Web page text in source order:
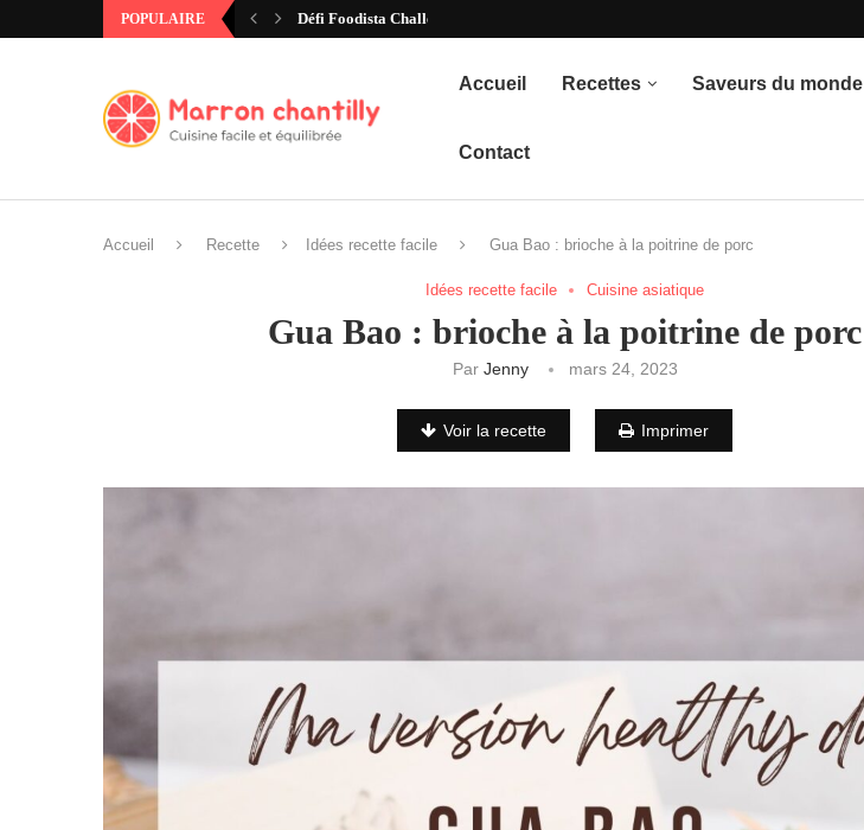
POPULAIRE Défi Foodista Challenge #97 – Annonce du thème
Accueil Recettes Saveurs du monde
Contact
Accueil Recette Idées recette facile Gua Bao : brioche à la poitrine de porc
Idées recette facile Cuisine asiatique
Gua Bao : brioche à la poitrine de porc
Par Jenny mars 24, 2023
Voir la recette Imprimer